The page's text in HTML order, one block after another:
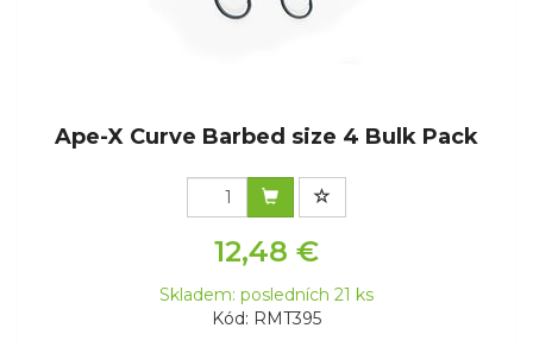
Ape-X Curve Barbed size 4 Bulk Pack
12,48 €
Skladem: posledních 21 ks
Kód: RMT395